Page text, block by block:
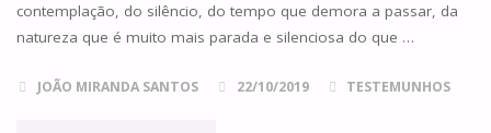
contemplação, do silêncio, do tempo que demora a passar, da
natureza que é muito mais parada e silenciosa do que …
JOÃO MIRANDA SANTOS 22/10/2019 TESTEMUNHOS